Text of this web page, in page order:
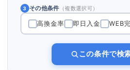
3 その他条件 （複数選択可）
高換金率 即日入金 WEB
この条件で検